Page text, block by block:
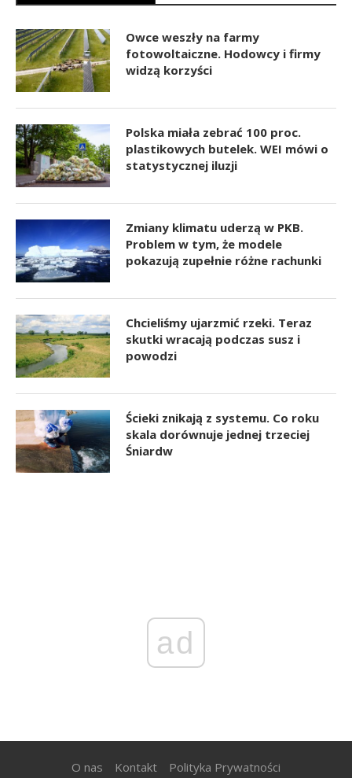
Owce weszły na farmy
fotowoltaiczne. Hodowcy i firmy
widzą korzyści
Polska miała zebrać 100 proc.
plastikowych butelek. WEI mówi o
statystycznej iluzji
Zmiany klimatu uderzą w PKB.
Problem w tym, że modele
pokazują zupełnie różne rachunki
Chcieliśmy ujarzmić rzeki. Teraz
skutki wracają podczas susz i
powodzi
Ścieki znikają z systemu. Co roku
skala dorównuje jednej trzeciej
Śniardw
ad
O nas Kontakt Polityka Prywatności